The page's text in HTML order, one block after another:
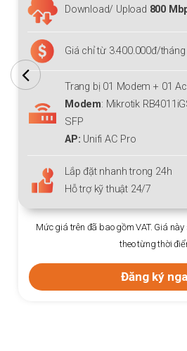
Download/ Upload 800
Giá chỉ từ 3.400.000đ/tháng
Trang bị 01 Modem + 01
Modem: Mikrotik
SFP
AP: Unifi AC Pro
Lắp đặt nhanh trong 24h
Hỗ trợ kỹ thuật 24/7
Mức giá trên đã bao gồm VAT. Giá này
theo từng thời
Đăng ký